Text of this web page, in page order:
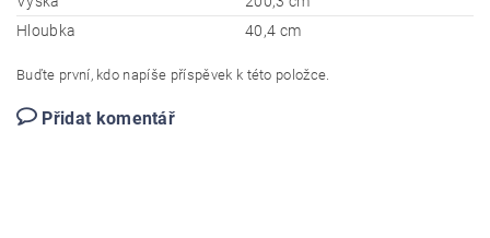
Hloubka
40,4 cm
Buďte první, kdo napíše příspěvek k této položce.
Přidat komentář